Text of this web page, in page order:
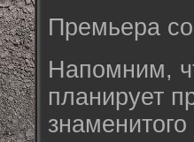
Премьера
Напомним,
планирует